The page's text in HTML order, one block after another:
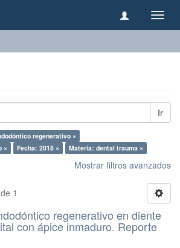
Ir
regenerativo ×
×
Fecha: 2018 × Materia: dental trauma ×
Mostrar filtros avanzados
1
regenerativo en diente
con ápice inmaduro. Reporte